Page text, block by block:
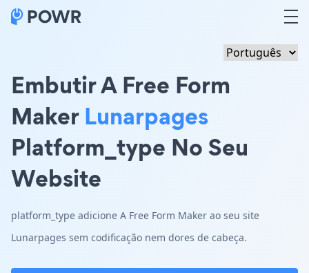
Embutir A Free Form
MakerLunarpages
Platform_type No Seu
Website
platform_type adicione A Free Form Maker ao seu site
Lunarpages sem codificação nem dores de cabeça.